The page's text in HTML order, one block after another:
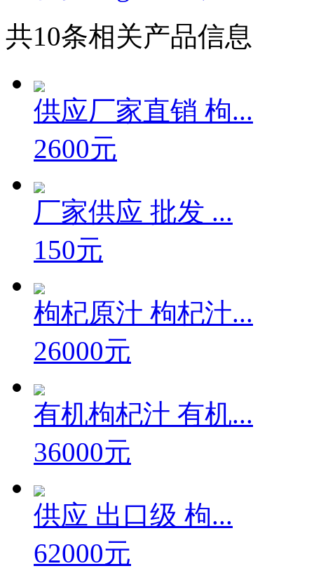
共10条相关产品信息
供应厂家直销 枸...
2600元
厂家供应 批发 ...
150元
枸杞原汁 枸杞汁...
26000元
有机枸杞汁 有机...
36000元
供应 出口级 枸...
62000元